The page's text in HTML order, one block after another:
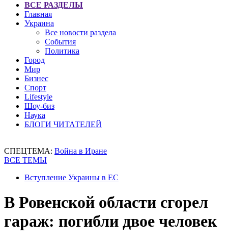
ВСЕ РАЗДЕЛЫ
Главная
Украина
Все новости раздела
События
Политика
Город
Мир
Бизнес
Спорт
Lifestyle
Шоу-биз
Наука
БЛОГИ ЧИТАТЕЛЕЙ
СПЕЦТЕМА: Война в Иране
ВСЕ ТЕМЫ
Вступление Украины в ЕС
В Ровенской области сгорел
гараж: погибли двое человек